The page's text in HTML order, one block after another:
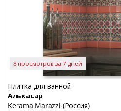
8 просмотров за 7 дней
Плитка для ванной
Алькасар
Kerama Marazzi (Россия)